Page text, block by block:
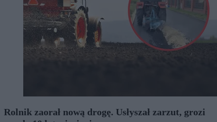
Rolnik zaorał nową drogę. Usłyszał zarzut, grozi